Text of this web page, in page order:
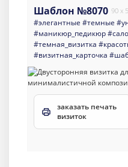
Шаблон №8070 90 x
#элегантные #темные
#маникюр_педикюр
#темная_визитка
#визитная_карточка
заказать печать
визиток